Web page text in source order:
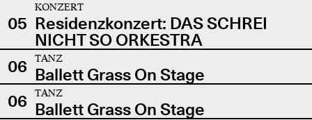
05
KONZERT
Residenzkonzert: DAS SCHREI
NICHT SO ORKESTRA
06
TANZ
Ballett Grass On Stage
06
TANZ
Ballett Grass On Stage